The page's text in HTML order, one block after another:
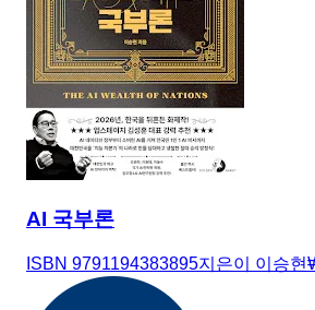
AI 국부론
ISBN 9791194383895지은이 이승현